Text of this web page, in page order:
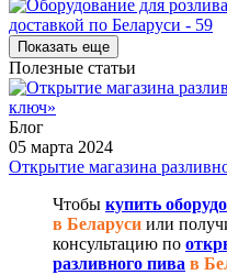
Показать еще
Полезные статьи
Блог
05 марта 2024
Открытие магазина
Чтобы купить
в Беларуси или
консультацию по
разливного пива в